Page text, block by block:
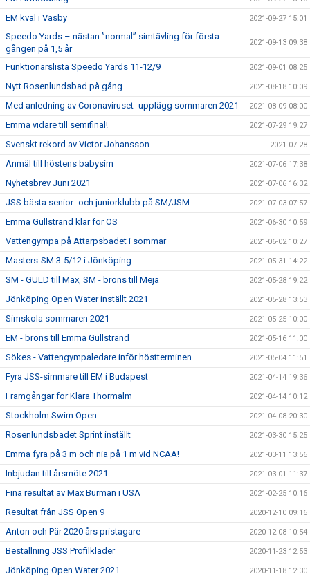
EM kval i Väsby 2021-09-27 15:01
Speedo Yards – nästan ”normal” simtävling för första
gången på 1,5 år
2021-09-13 09:38
Funktionärslista Speedo Yards 11-12/9 2021-09-01 08:25
Nytt Rosenlundsbad på gång... 2021-08-18 10:09
Med anledning av Coronaviruset- upplägg sommaren 2021 2021-08-09 08:00
Emma vidare till semifinal! 2021-07-29 19:27
Svenskt rekord av Victor Johansson 2021-07-28
Anmäl till höstens babysim 2021-07-06 17:38
Nyhetsbrev Juni 2021 2021-07-06 16:32
JSS bästa senior- och juniorklubb på SM/JSM 2021-07-03 07:57
Emma Gullstrand klar för OS 2021-06-30 10:59
Vattengympa på Attarpsbadet i sommar 2021-06-02 10:27
Masters-SM 3-5/12 i Jönköping 2021-05-31 14:22
SM - GULD till Max, SM - brons till Meja 2021-05-28 19:22
Jönköping Open Water inställt 2021 2021-05-28 13:53
Simskola sommaren 2021 2021-05-25 10:00
EM - brons till Emma Gullstrand 2021-05-16 11:00
Sökes - Vattengympaledare inför höstterminen 2021-05-04 11:51
Fyra JSS-simmare till EM i Budapest 2021-04-14 19:36
Framgångar för Klara Thormalm 2021-04-14 10:12
Stockholm Swim Open 2021-04-08 20:30
Rosenlundsbadet Sprint inställt 2021-03-30 15:25
Emma fyra på 3 m och nia på 1 m vid NCAA! 2021-03-11 13:56
Inbjudan till årsmöte 2021 2021-03-01 11:37
Fina resultat av Max Burman i USA 2021-02-25 10:16
Resultat från JSS Open 9 2020-12-10 09:16
Anton och Pär 2020 års pristagare 2020-12-08 10:54
Beställning JSS Profilkläder 2020-11-23 12:53
Jönköping Open Water 2021 2020-11-18 12:30